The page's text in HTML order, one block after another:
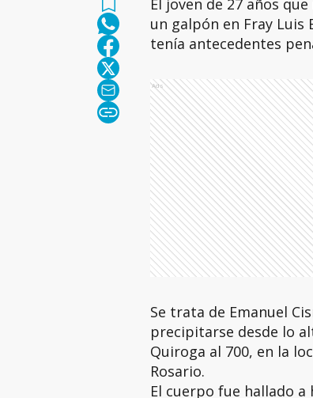
El joven de 27 años
un galpón en Fray
tenía antecedentes
Ads
Se trata de Emanuel
precipitarse desde lo
Quiroga al 700, en la
Rosario.
El cuerpo fue hallado